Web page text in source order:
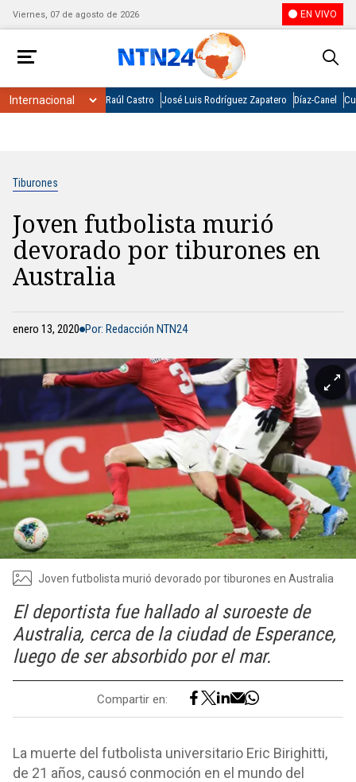
Viernes, 07 de agosto de 2026 EN VIVO
Raúl Castro José Luis Rodríguez Zapatero Díaz-Canel
Tiburones
Joven futbolista murió
devorado por tiburones en
Australia
enero 13, 2020 Por: Redacción NTN24
Joven futbolista murió devorado por tiburones en Australia
El deportista fue hallado al suroeste de
Australia, cerca de la ciudad de Esperance,
luego de ser absorbido por el mar.
Compartir en:
La muerte del futbolista universitario Eric Birighitti,
de 21 años, causó conmoción en el mundo del